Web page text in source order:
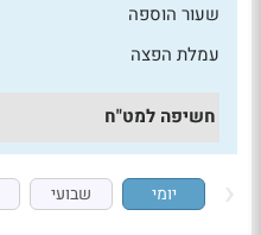
שעור הוספה
עמלת הפצה
חשיפה למט"ח
יומי שבועי